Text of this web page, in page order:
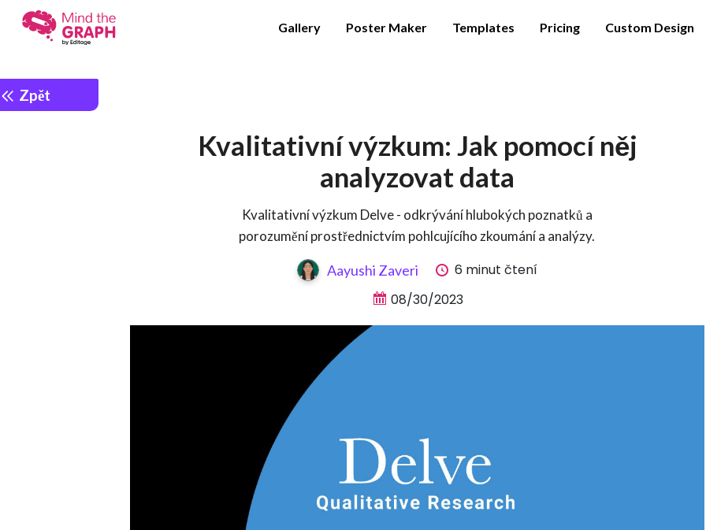
Gallery Poster Maker Templates Pricing Custom Design
Zpět
Kvalitativní výzkum: Jak pomocí něj
analyzovat data
Kvalitativní výzkum Delve - odkrývání hlubokých poznatků a
porozumění prostřednictvím pohlcujícího zkoumání a analýzy.
Aayushi Zaveri
6 minut čtení
08/30/2023